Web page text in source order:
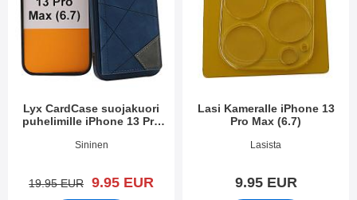
Lyx CardCase suojakuori
puhelimille iPhone 13 Pro
Tuote.nro 44145
Sininen
vanha hinta
19.95 EUR uusi hinta
9.95 EUR
Lasi Kameralle iPhone 13
Pro Max (6.7)
Tuote.nro 41903
Lasista
9.95 EUR